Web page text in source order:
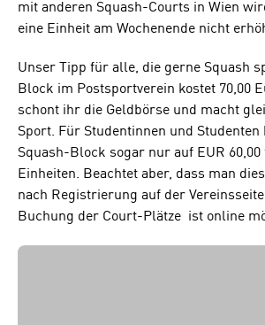
mit anderen Squash-Courts in Wien
eine Einheit am Wochenende nicht
Unser Tipp für alle, die gerne Squash
Block im Postsportverein kostet 70,00
schont ihr die Geldbörse und macht
Sport. Für Studentinnen und
Squash-Block sogar nur auf EUR 60,00
Einheiten. Beachtet aber, dass man
nach Registrierung auf der
Buchung der Court-Plätze ist online